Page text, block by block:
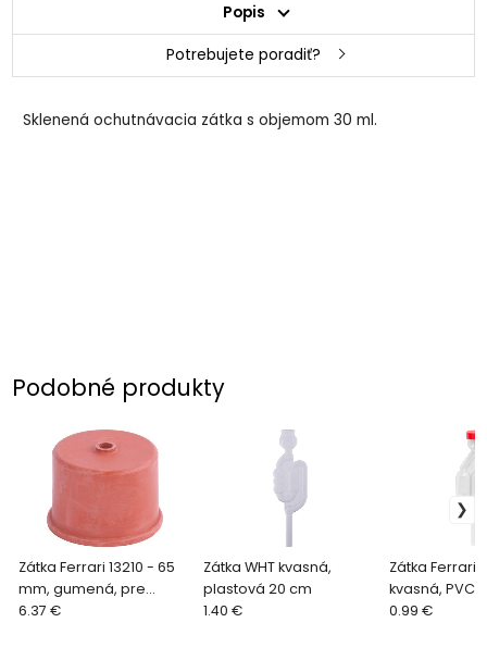
Popis
Potrebujete poradiť?
Sklenená ochutnávacia zátka s objemom 30 ml.
Podobné produkty
Zátka Ferrari 13210 - 65
mm, gumená, pre
kvasný ventil
6.37 €
Zátka WHT kvasná,
plastová 20 cm
1.40 €
Zátka Ferrari
kvasná, PVC
0.99 €